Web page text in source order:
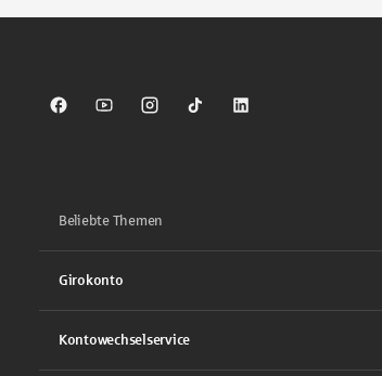
Sparkasse auf Facebook
Sparkasse auf Youtube
Sparkasse auf Instagram
Sparkasse auf TikTok
Sparkasse auf LinkedIn
Beliebte Themen
Girokonto
Kontowechselservice